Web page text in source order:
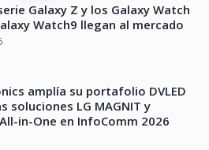
Galaxy Z y los Galaxy Watch
Watch9 llegan al mercado
amplía su portafolio DVLED
soluciones LG MAGNIT y
in-One en InfoComm 2026